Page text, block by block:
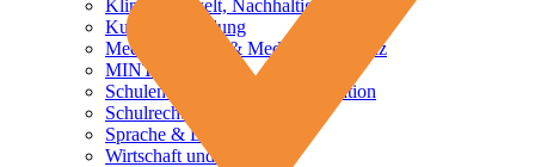
Klima, Umwelt, Nachhaltigkeit
Kulturelle Bildung
Mediennutzung & Medienkompetenz
MINT
Schulentwicklung und Organisation
Schulrecht
Sprache & Literatur
Wirtschaft und Finanzen